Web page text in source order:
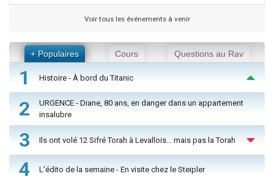
Voir tous les événements à venir
+ Populaires Cours Questions au Rav
1 Histoire - À bord du Titanic
2
URGENCE - Diane, 80 ans, en danger dans un appartement
insalubre
3 Ils ont volé 12 Sifré Torah à Levallois… mais pas la Torah
4 L'édito de la semaine - En visite chez le Steipler